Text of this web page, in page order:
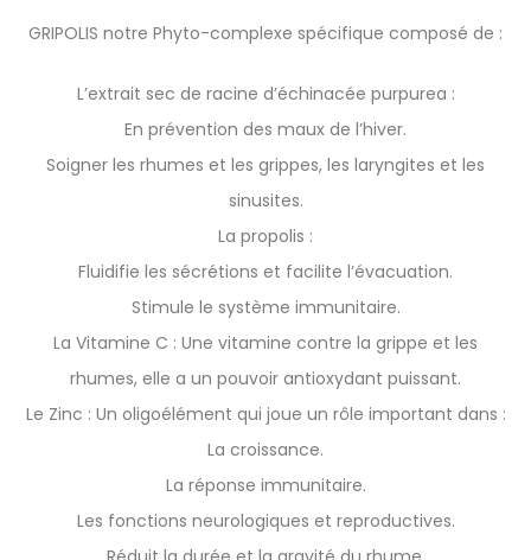
GRIPOLIS notre Phyto-complexe spécifique composé de :
L’extrait sec de racine d’échinacée purpurea :
En prévention des maux de l’hiver.
Soigner les rhumes et les grippes, les laryngites et les
sinusites.
La propolis :
Fluidifie les sécrétions et facilite l’évacuation.
Stimule le système immunitaire.
La Vitamine C : Une vitamine contre la grippe et les
rhumes, elle a un pouvoir antioxydant puissant.
Le Zinc : Un oligoélément qui joue un rôle important dans :
La croissance.
La réponse immunitaire.
Les fonctions neurologiques et reproductives.